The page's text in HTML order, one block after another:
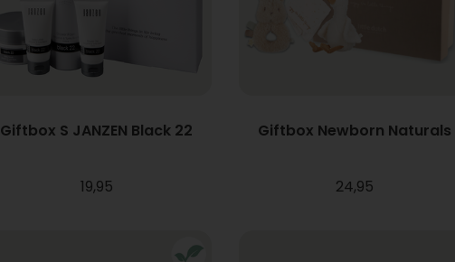
Giftbox S JANZEN Black 22
19,95
Giftbox Newborn Naturals
24,95